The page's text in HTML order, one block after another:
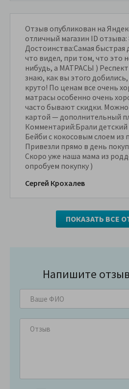
Отзыв опубликован на
отличный магазин ID отзыва:
Достоинства:Самая быстрая
что видел, при том, что это
нибудь, а МАТРАСЫ ) Респект
знаю, как вы этого
круто! По ценам все очень
матрасы особенно очень
часто бывают скидки.
картой — дополнительный
Комментарий:Брали
Бейби с кокосовым слоем из
Привезли прямо в день
Скоро уже наша мама из
опробуем покупку )
Сергей Крохалев
ПОКАЗАТЬ ВСЕ
Напишите